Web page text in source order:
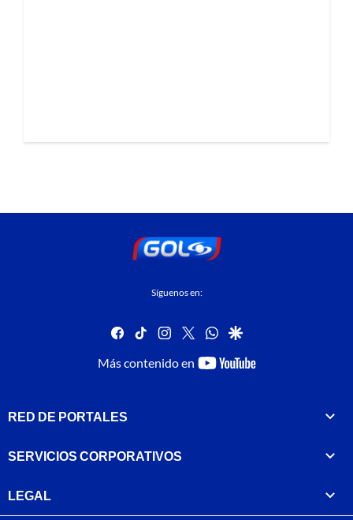
Síguenos en:
facebook
tiktok instagram
twitterwhatsapp
google
Más contenido en
youtube-
RED DE PORTALES
SERVICIOS CORPORATIVOS
LEGAL